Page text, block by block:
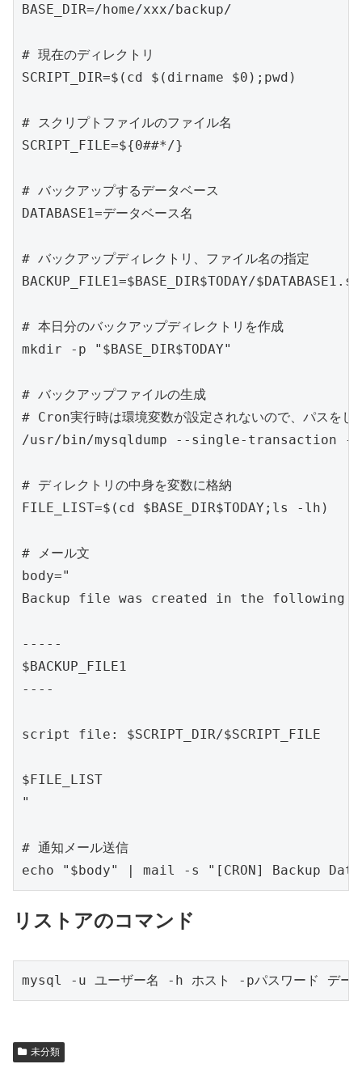
BASE_DIR=/home/xxx/backup/
# 現在のディレクトリ
SCRIPT_DIR=$(cd $(dirname $0);pwd)
# スクリプトファイルのファイル名
SCRIPT_FILE=${0##*/}
# バックアップするデータベース
DATABASE1=データベース名
# バックアップディレクトリ、ファイル名の指定
BACKUP_FILE1=$BASE_DIR$TODAY/
# 本日分のバックアップディレクトリを作成
mkdir -p "$BASE_DIR$TODAY"
# バックアップファイルの生成
# Cron実行時は環境変数が設定されないので、パスをし
/usr/bin/mysqldump --single-transaction --
# ディレクトリの中身を変数に格納
FILE_LIST=$(cd $BASE_DIR$TODAY;ls -lh)
# メール文
body="
Backup file was created in the following
-----
$BACKUP_FILE1
----
script file: $SCRIPT_DIR/$SCRIPT_FILE
$FILE_LIST
"
# 通知メール送信
リストアのコマンド
未分類